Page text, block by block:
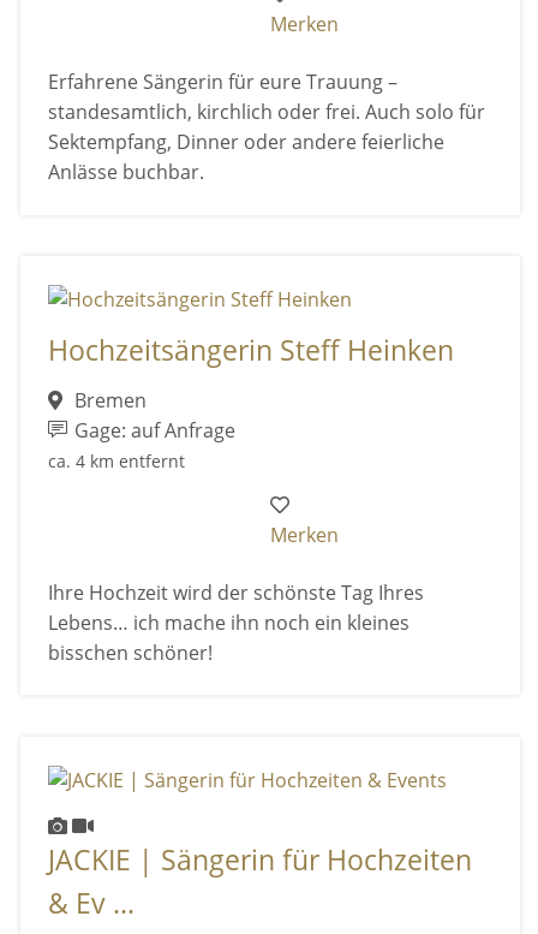
Merken
Erfahrene Sängerin für eure Trauung –
standesamtlich, kirchlich oder frei. Auch solo für
Sektempfang, Dinner oder andere feierliche
Anlässe buchbar.
Hochzeitsängerin Steff Heinken
Bremen
Gage: auf Anfrage
ca. 4 km entfernt
Merken
Ihre Hochzeit wird der schönste Tag Ihres
Lebens… ich mache ihn noch ein kleines
bisschen schöner!
JACKIE | Sängerin für Hochzeiten
& Ev ...